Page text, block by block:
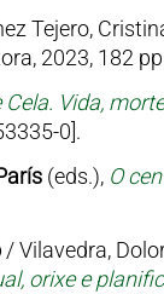
Tejero,
2023, 182
Cela. Vida,
0].
(eds.), O
/ Vilavedra,
orixe e